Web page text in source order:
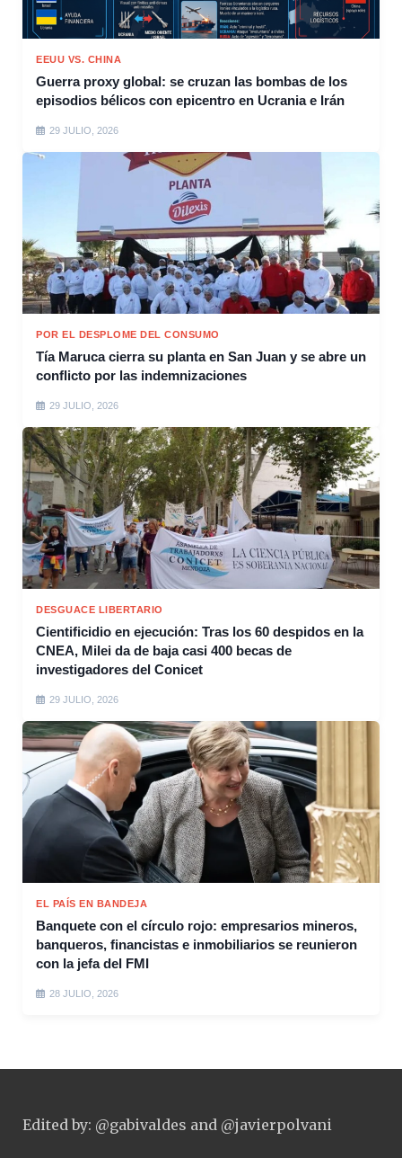
EEUU VS. CHINA
Guerra proxy global: se cruzan las bombas de los
episodios bélicos con epicentro en Ucrania e Irán
29 JULIO, 2026
POR EL DESPLOME DEL CONSUMO
Tía Maruca cierra su planta en San Juan y se abre un
conflicto por las indemnizaciones
29 JULIO, 2026
DESGUACE LIBERTARIO
Cientificidio en ejecución: Tras los 60 despidos en la
CNEA, Milei da de baja casi 400 becas de
investigadores del Conicet
29 JULIO, 2026
EL PAÍS EN BANDEJA
Banquete con el círculo rojo: empresarios mineros,
banqueros, financistas e inmobiliarios se reunieron
con la jefa del FMI
28 JULIO, 2026
Edited by: @gabivaldes and @javierpolvani